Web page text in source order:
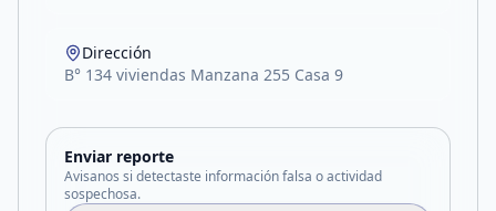
Dirección
B° 134 viviendas Manzana 255 Casa 9
Enviar reporte
Avisanos si detectaste información falsa o actividad
sospechosa.